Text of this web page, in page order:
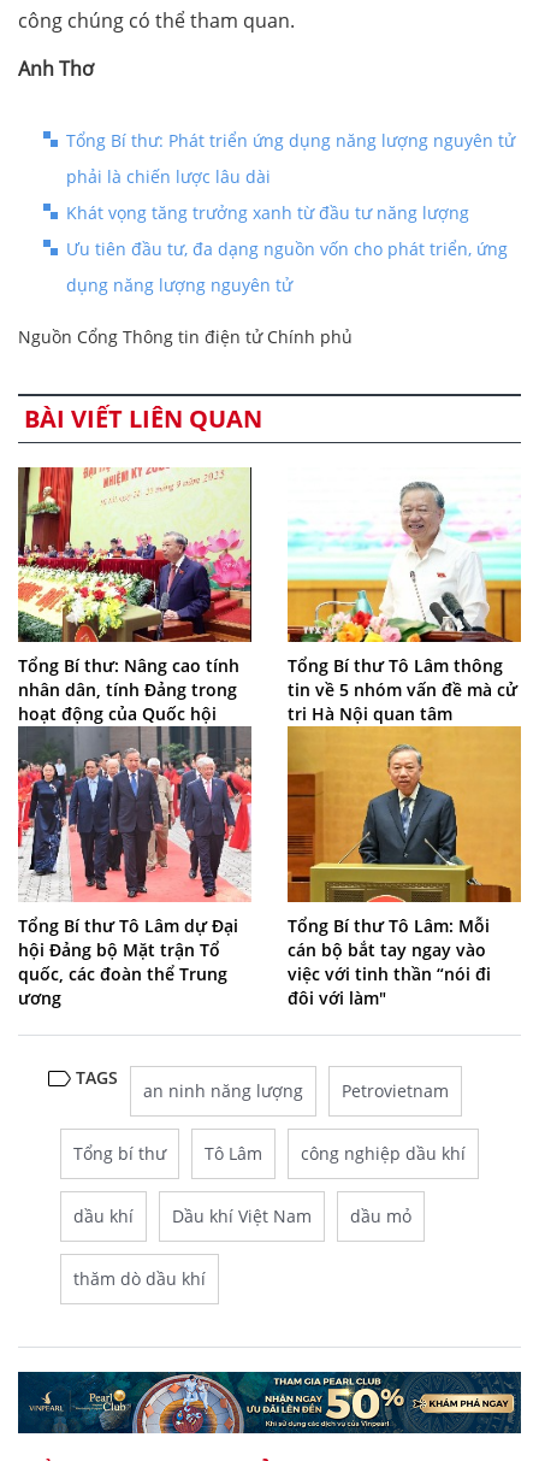
công chúng có thể tham quan.
Anh Thơ
Tổng Bí thư: Phát triển ứng dụng năng lượng nguyên tử
phải là chiến lược lâu dài
Khát vọng tăng trưởng xanh từ đầu tư năng lượng
Ưu tiên đầu tư, đa dạng nguồn vốn cho phát triển, ứng
dụng năng lượng nguyên tử
Nguồn Cổng Thông tin điện tử Chính phủ
BÀI VIẾT LIÊN QUAN
Tổng Bí thư: Nâng cao tính
nhân dân, tính Đảng trong
hoạt động của Quốc hội
Tổng Bí thư Tô Lâm thông
tin về 5 nhóm vấn đề mà cử
tri Hà Nội quan tâm
Tổng Bí thư Tô Lâm dự Đại
hội Đảng bộ Mặt trận Tổ
quốc, các đoàn thể Trung
ương
Tổng Bí thư Tô Lâm: Mỗi
cán bộ bắt tay ngay vào
việc với tinh thần “nói đi
đôi với làm"
TAGS
an ninh năng lượng Petrovietnam
Tổng bí thư Tô Lâm công nghiệp dầu khí
dầu khí Dầu khí Việt Nam dầu mỏ
thăm dò dầu khí